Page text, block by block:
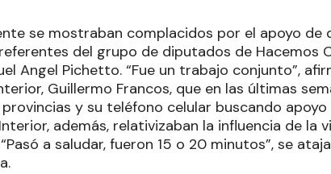
se mostraban complacidos por el apoyo de
del grupo de diputados de Hacemos
Angel Pichetto. “Fue un trabajo conjunto”,
Guillermo Francos, que en las últimas
y su teléfono celular buscando
además, relativizaban la influencia de la
a saludar, fueron 15 o 20 minutos”, se